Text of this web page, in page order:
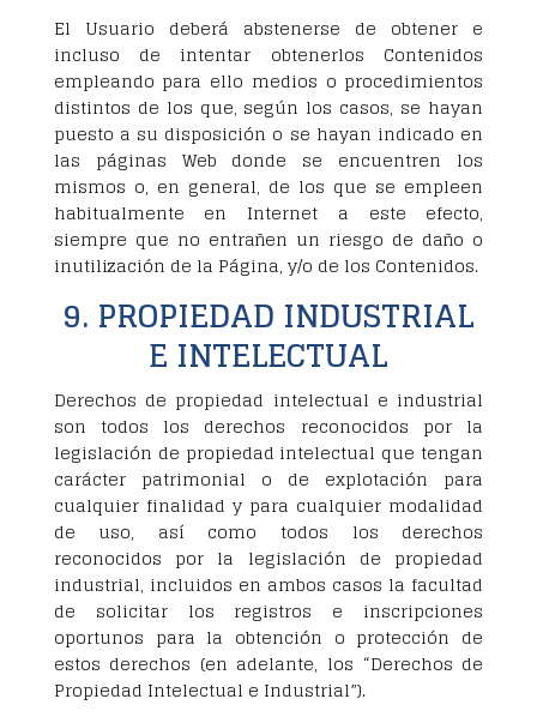
El Usuario deberá abstenerse de obtener e
incluso de intentar obtenerlos Contenidos
empleando para ello medios o procedimientos
distintos de los que, según los casos, se hayan
puesto a su disposición o se hayan indicado en
las páginas Web donde se encuentren los
mismos o, en general, de los que se empleen
habitualmente en Internet a este efecto,
siempre que no entrañen un riesgo de daño o
inutilización de la Página, y/o de los Contenidos.
9. PROPIEDAD INDUSTRIAL
E INTELECTUAL
Derechos de propiedad intelectual e industrial
son todos los derechos reconocidos por la
legislación de propiedad intelectual que tengan
carácter patrimonial o de explotación para
cualquier finalidad y para cualquier modalidad
de uso, así como todos los derechos
reconocidos por la legislación de propiedad
industrial, incluidos en ambos casos la facultad
de solicitar los registros e inscripciones
oportunos para la obtención o protección de
estos derechos (en adelante, los “Derechos de
Propiedad Intelectual e Industrial”).